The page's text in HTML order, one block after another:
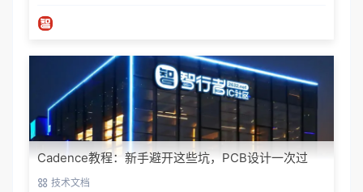
Cadence教程：新手避开这些坑，PCB设计一次过
技术文档